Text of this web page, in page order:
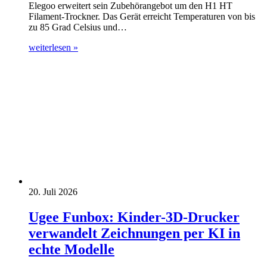
Elegoo erweitert sein Zubehörangebot um den H1 HT
Filament-Trockner. Das Gerät erreicht Temperaturen von bis
zu 85 Grad Celsius und…
weiterlesen »
20. Juli 2026
Ugee Funbox: Kinder-3D-Drucker
verwandelt Zeichnungen per KI in
echte Modelle